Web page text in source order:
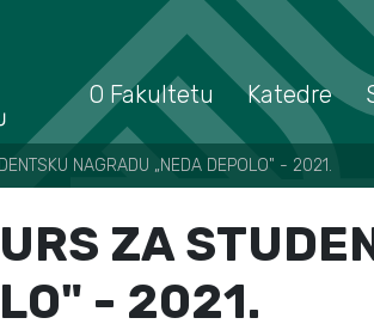
O Fakultetu Katedre
NAGRADU „NEDA DEPOLO" - 2021.
ZA
- 2021.